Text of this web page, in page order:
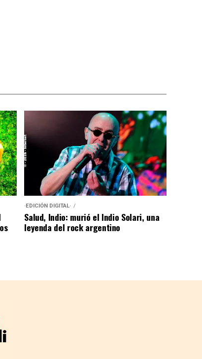
·EDICIÓN DIGITAL·
Salud, Indio: murió el Indio Solari, una
leyenda del rock argentino